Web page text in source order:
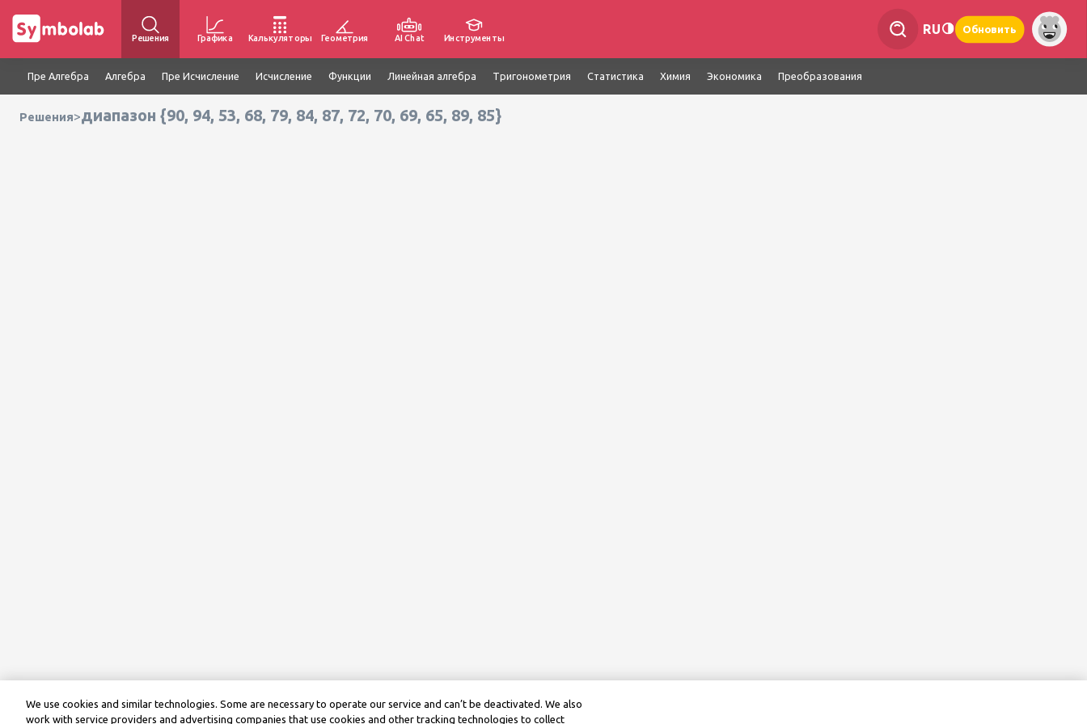
Решения Графика Калькуляторы Геометрия AI Chat Инструменты
RU Обновить
Пре Алгебра Алгебра Пре Исчисление Исчисление Функции Линейная алгебра Тригонометрия Статистика Химия Экономика Преобразования
Решения>диапазон {90, 94, 53, 68, 79, 84, 87, 72, 70, 69, 65, 89, 85}
We use cookies and similar technologies. Some are necessary to operate our service and can’t be deactivated. We also
work with service providers and advertising companies that use cookies and other tracking technologies to collect